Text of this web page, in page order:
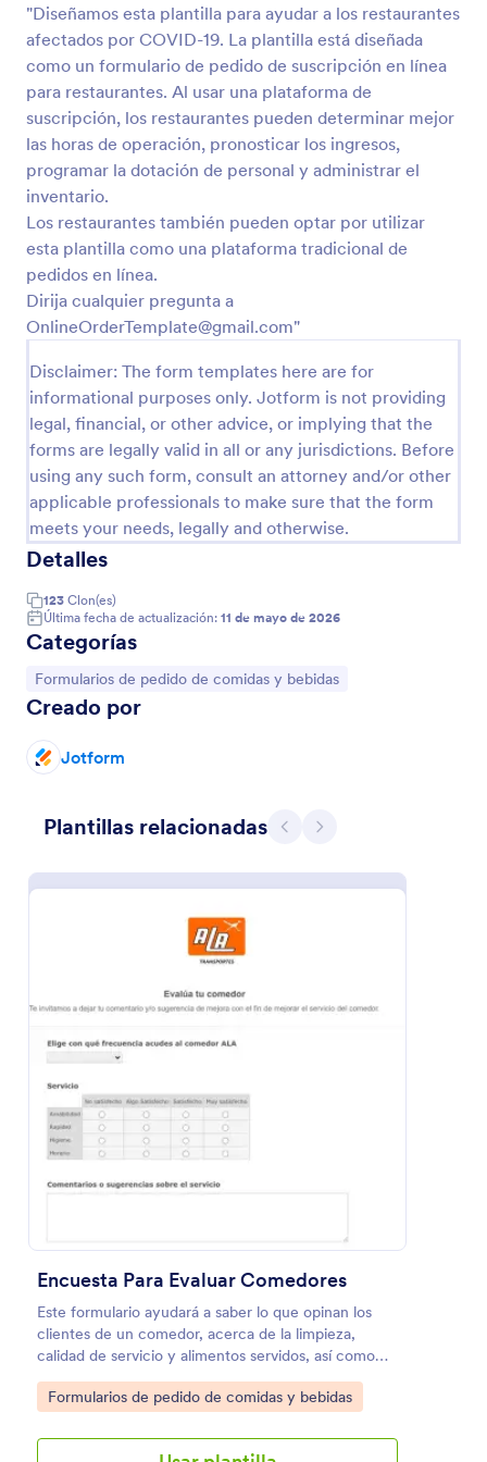
"Diseñamos esta plantilla para ayudar a los restaurantes
afectados por COVID-19. La plantilla está diseñada
como un formulario de pedido de suscripción en línea
para restaurantes. Al usar una plataforma de
suscripción, los restaurantes pueden determinar mejor
las horas de operación, pronosticar los ingresos,
programar la dotación de personal y administrar el
inventario.
Los restaurantes también pueden optar por utilizar
esta plantilla como una plataforma tradicional de
pedidos en línea.
Dirija cualquier pregunta a
OnlineOrderTemplate@gmail.com"
Disclaimer: The form templates here are for
informational purposes only. Jotform is not providing
legal, financial, or other advice, or implying that the
forms are legally valid in all or any jurisdictions. Before
using any such form, consult an attorney and/or other
applicable professionals to make sure that the form
meets your needs, legally and otherwise.
Detalles
123 Clon(es)
Última fecha de actualización: 11 de mayo de 2026
Categorías
Ir a Categoría:
Formularios de pedido de comidas y bebidas
Creado por
Jotform
Plantillas relacionadas AtrásSiguiente
Encuesta Para Evaluar Comedores
Este formulario ayudará a saber lo que opinan los
clientes de un comedor, acerca de la limpieza,
calidad de servicio y alimentos servidos, así como
opiniones de las instalaciones. También pueden dejar
comentarios extras sobre cada área evaluada.
Go to Category:
Formularios de pedido de comidas y bebidas
Vista previa
Encuesta Para Evaluar Comedores
Este formulario ayudará a saber lo que opinan los
clientes de un comedor, acerca de la limpieza,
calidad de servicio y alimentos servidos, así como
opiniones de las instalaciones. También pueden dejar
comentarios extras sobre cada área evaluada.
Go to Category:
Formularios de pedido de comidas y bebidas
pedido de perritos y palomitas para recoger
Go to Category:
Formularios de pedido de comidas y bebidas